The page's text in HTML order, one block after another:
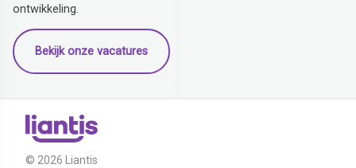
ontwikkeling.
Bekijk onze vacatures
© 2026 Liantis